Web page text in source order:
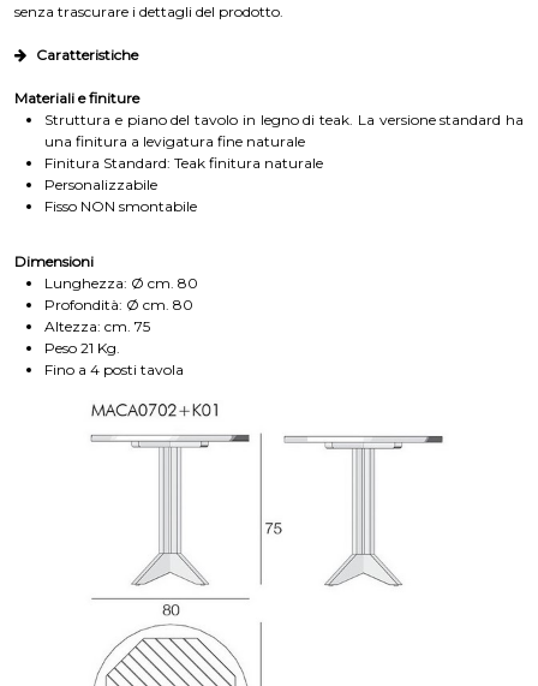
senza trascurare i dettagli del prodotto.
Caratteristiche
Materiali e finiture
Struttura e piano del tavolo in legno di teak. La versione standard ha
una finitura a levigatura fine naturale
Finitura Standard: Teak finitura naturale
Personalizzabile
Fisso NON smontabile
Dimensioni
Lunghezza: Ø cm. 80
Profondità: Ø cm. 80
Altezza: cm. 75
Peso 21 Kg.
Fino a 4 posti tavola